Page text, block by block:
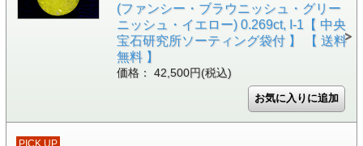
(ファンシー・ブラウニッシュ・グリー
ニッシュ・イエロー) 0.269ct, I-1【 中央
宝石研究所ソーティング袋付 】 【 送料
無料 】
価格： 42,500円(税込)
PICK UP